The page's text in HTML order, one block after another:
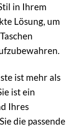
in Ihrem
Lösung, um
ist mehr als
ist ein
Ihres
die passende